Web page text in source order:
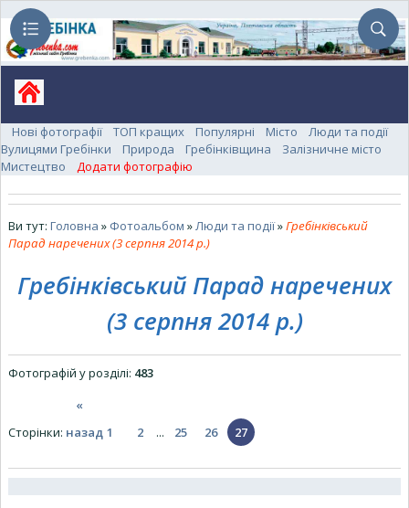
Нові фотографії ТОП кращих Популярні Місто
Люди та події
Вулицями Гребінки
Природа Гребінківщина
Залізничне місто
Мистецтво
Додати фотографію
Ви тут: Головна » Фотоальбом » Люди та події»Гребінківський
Парад наречених (3 серпня 2014 р.)
Гребінківський Парад наречених
(3 серпня 2014 р.)
Фотографій у розділі: 483
Сторінки:
«
назад 1 2 ... 25 26 27